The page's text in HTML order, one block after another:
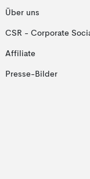
Über uns
CSR - Corporate
Affiliate
Presse-Bilder